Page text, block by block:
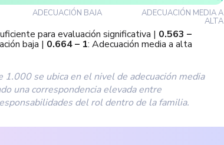
ADECUACIÓN BAJA ADECUACIÓN MEDIA A
ALTA
para evaluación significativa | 0.563 –
baja | 0.664– 1: Adecuación media a alta
1.000 se ubica en el nivel de adecuación media
una correspondencia elevada entre
del rol dentro de la familia.